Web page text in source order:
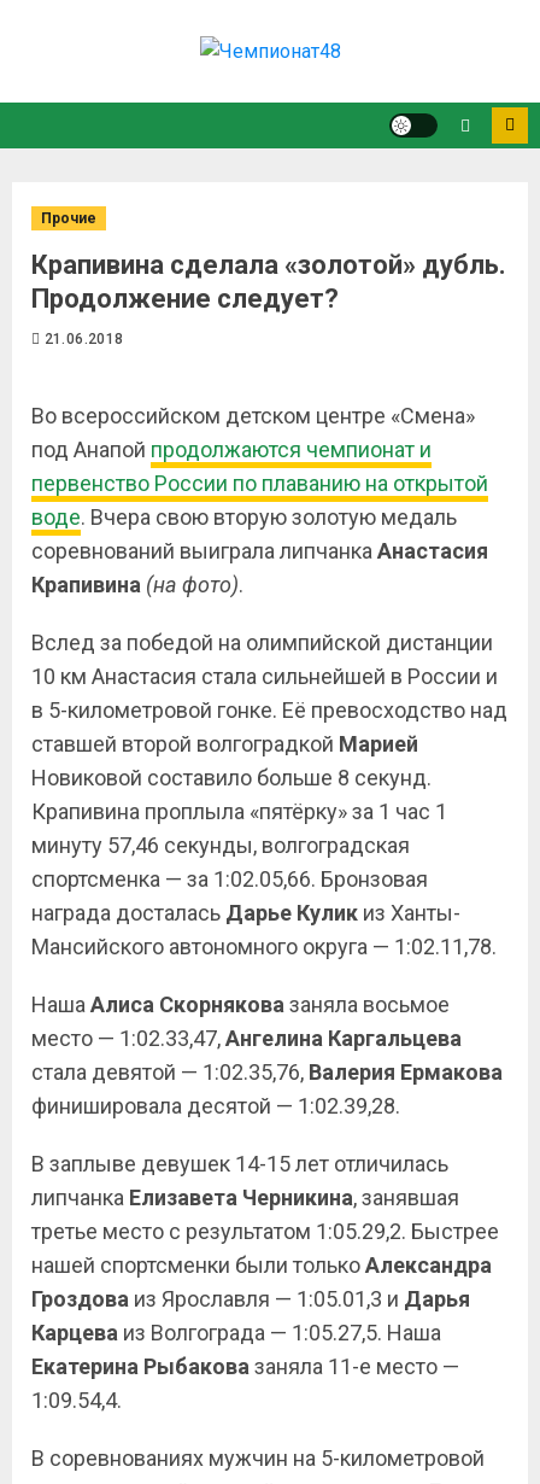
Прочие
Крапивина сделала «золотой» дубль.
Продолжение следует?
21.06.2018
Во всероссийском детском центре «Смена»
под Анапой продолжаются чемпионат и
первенство России по плаванию на открытой
воде. Вчера свою вторую золотую медаль
соревнований выиграла липчанка Анастасия
Крапивина (на фото).
Вслед за победой на олимпийской дистанции
10 км Анастасия стала сильнейшей в России и
в 5-километровой гонке. Её превосходство над
ставшей второй волгоградкой Марией
Новиковой составило больше 8 секунд.
Крапивина проплыла «пятёрку» за 1 час 1
минуту 57,46 секунды, волгоградская
спортсменка — за 1:02.05,66. Бронзовая
награда досталась Дарье Кулик из Ханты-
Мансийского автономного округа — 1:02.11,78.
Наша Алиса Скорнякова заняла восьмое
место — 1:02.33,47,Ангелина Каргальцева
стала девятой — 1:02.35,76, Валерия Ермакова
финишировала десятой — 1:02.39,28.
В заплыве девушек 14-15 лет отличилась
липчанка Елизавета Черникина, занявшая
третье место с результатом 1:05.29,2. Быстрее
нашей спортсменки были толькоАлександра
Гроздова из Ярославля — 1:05.01,3 и Дарья
Карцева из Волгограда — 1:05.27,5. Наша
Екатерина Рыбакова заняла 11-е место —
1:09.54,4.
В соревнованиях мужчин на 5-километровой